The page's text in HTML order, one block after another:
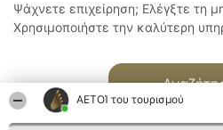
ΑΕΤΟΊ του τουρισμού
Ψάχνετε επιχείρηση; Ελέγξτε τη
Χρησιμοποιήστε την καλύτερη